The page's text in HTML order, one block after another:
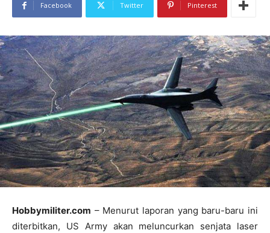
Facebook Twitter Pinterest
Hobbymiliter.com – Menurut laporan yang baru-baru ini
diterbitkan, US Army akan meluncurkan senjata laser